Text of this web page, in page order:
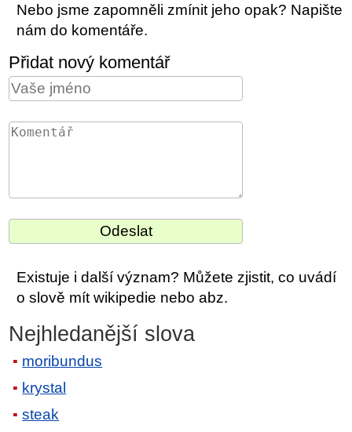
Nebo jsme zapomněli zmínit jeho opak? Napište
nám do komentáře.
Přidat nový komentář
Existuje i další význam? Můžete zjistit, co uvádí
o slově mít wikipedie nebo abz.
Nejhledanější slova
moribundus
krystal
steak